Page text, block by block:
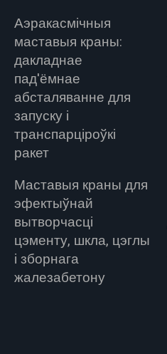
Аэракасмічныя
маставыя краны:
дакладнае
пад'ёмнае
абсталяванне для
запуску і
транспарціроўкі
ракет
Маставыя краны для
эфектыўнай
вытворчасці
цэменту, шкла, цэглы
і зборнага
жалезабетону